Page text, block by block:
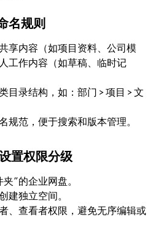
名规则
享内容（如项目资料、公司模
工作内容（如草稿、临时记
目录结构，如：部门 > 项目 > 文
规范，便于搜索和版本管理。
置权限分级
”的企业网盘。
建独立空间。
、查看者权限，避免无序编辑或